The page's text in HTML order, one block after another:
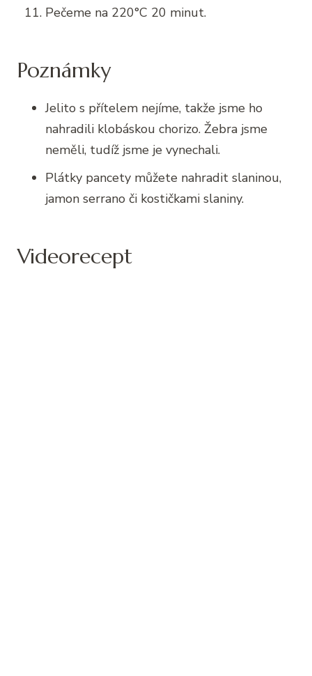
Pečeme na 220°C 20 minut.
Poznámky
Jelito s přítelem nejíme, takže jsme ho
nahradili klobáskou chorizo. Žebra jsme
neměli, tudíž jsme je vynechali.
Plátky pancety můžete nahradit slaninou,
jamon serrano či kostičkami slaniny.
Videorecept